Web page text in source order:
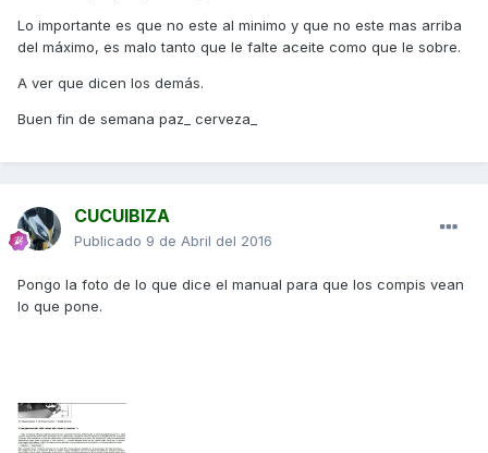
Lo importante es que no este al minimo y que no este mas arriba
del máximo, es malo tanto que le falte aceite como que le sobre.
A ver que dicen los demás.
Buen fin de semana paz_ cerveza_
CUCUIBIZA
Publicado 9 de Abril del 2016
Pongo la foto de lo que dice el manual para que los compis vean
lo que pone.